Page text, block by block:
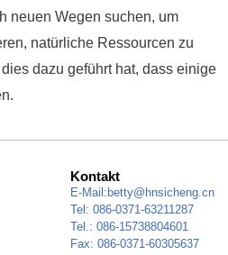
neuen Wegen suchen, um
natürliche Ressourcen zu
dazu geführt hat, dass einige
Kontakt
E-Mail:betty@hnsicheng.cn
Tel: 086-0371-63211287
Tel.: 086-15738804601
Fax: 086-0371-60305637